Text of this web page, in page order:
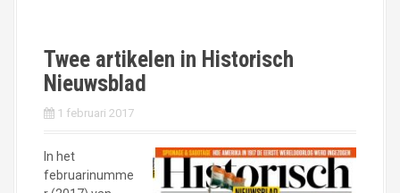
Twee artikelen in Historisch
Nieuwsblad
1 februari 2017
In het
februarinumme